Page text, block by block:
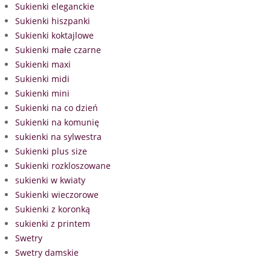
Sukienki eleganckie
Sukienki hiszpanki
Sukienki koktajlowe
Sukienki małe czarne
Sukienki maxi
Sukienki midi
Sukienki mini
Sukienki na co dzień
Sukienki na komunię
sukienki na sylwestra
Sukienki plus size
Sukienki rozkloszowane
sukienki w kwiaty
Sukienki wieczorowe
Sukienki z koronką
sukienki z printem
Swetry
Swetry damskie